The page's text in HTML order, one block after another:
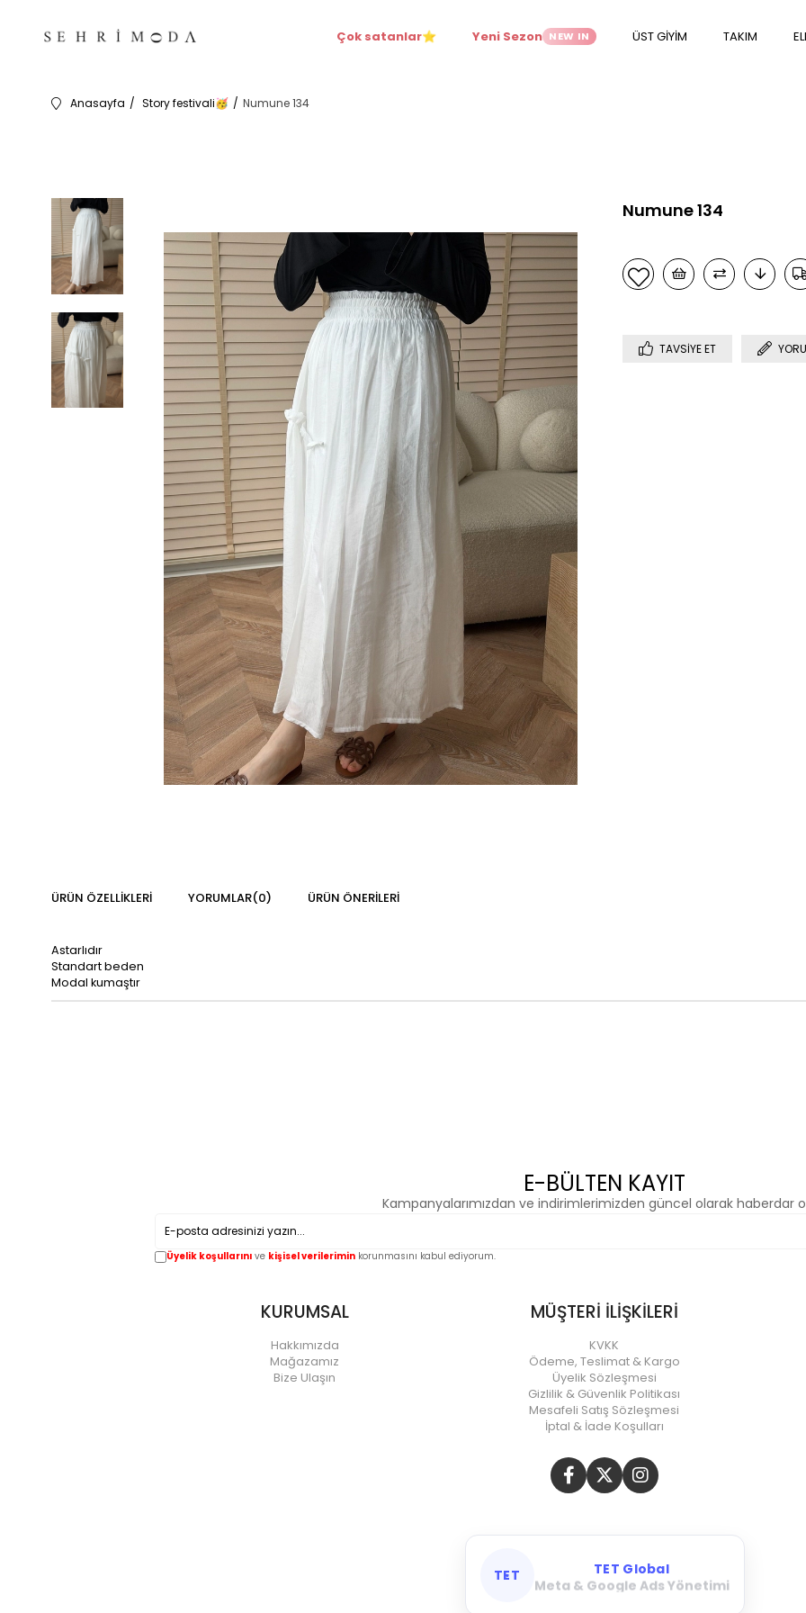
Çok satanlar⭐ Yeni Sezon NEW IN ÜST GİYİM TAKIM
Anasayfa Story festivali🥳 Numune 134
Numune 134
TAVSIYE ET
ÜRÜN ÖZELLIKLERI YORUMLAR(0) ÜRÜN ÖNERILERI
Astarlıdır
Standart beden
Modal kumaştır
E-BÜLTEN KAYIT
Kampanyalarımızdan ve indirimlerimizden güncel olarak haberdar
Üyelik koşullarını ve kişisel verilerimin korunmasını kabul ediyorum.
KURUMSAL
Hakkımızda
Mağazamız
Bize Ulaşın
MÜŞTERİ İLİŞKİLERİ
KVKK
Ödeme, Teslimat & Kargo
Üyelik Sözleşmesi
Gizlilik & Güvenlik Politikası
Mesafeli Satış Sözleşmesi
İptal & İade Koşulları
TET TET Global
Meta & Google Ads Yönetimi